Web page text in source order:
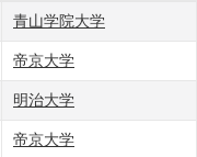
青山学院大学
帝京大学
明治大学
帝京大学